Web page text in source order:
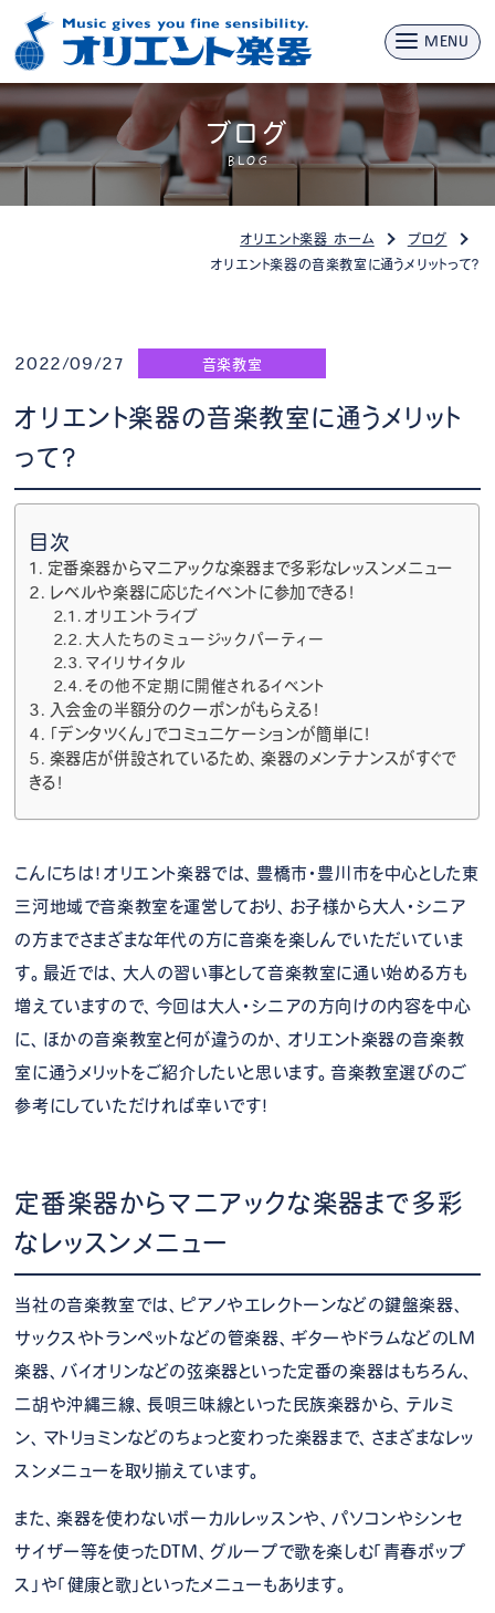
MENU
ブログ
BLOG
オリエント楽器 ホーム
ブログ
オリエント楽器の音楽教室に通うメリットって？
2022/09/27 音楽教室
オリエント楽器の音楽教室に通うメリット
って？
目次
定番楽器からマニアックな楽器まで多彩なレッスンメニュー
レベルや楽器に応じたイベントに参加できる！
オリエントライブ
大人たちのミュージックパーティー
マイリサイタル
その他不定期に開催されるイベント
入会金の半額分のクーポンがもらえる！
「デンタツくん」でコミュニケーションが簡単に！
楽器店が併設されているため、楽器のメンテナンスがすぐで
きる！
こんにちは！オリエント楽器では、豊橋市・豊川市を中心とした東
三河地域で音楽教室を運営しており、お子様から大人・シニア
の方までさまざまな年代の方に音楽を楽しんでいただいていま
す。最近では、大人の習い事として音楽教室に通い始める方も
増えていますので、今回は大人・シニアの方向けの内容を中心
に、ほかの音楽教室と何が違うのか、オリエント楽器の音楽教
室に通うメリットをご紹介したいと思います。音楽教室選びのご
参考にしていただければ幸いです！
定番楽器からマニアックな楽器まで多彩
なレッスンメニュー
当社の音楽教室では、ピアノやエレクトーンなどの鍵盤楽器、
サックスやトランペットなどの管楽器、ギターやドラムなどのLM
楽器、バイオリンなどの弦楽器といった定番の楽器はもちろん、
二胡や沖縄三線、長唄三味線といった民族楽器から、テルミ
ン、マトリョミンなどのちょっと変わった楽器まで、さまざまなレッ
スンメニューを取り揃えています。
また、楽器を使わないボーカルレッスンや、パソコンやシンセ
サイザー等を使ったDTM、グループで歌を楽しむ「青春ポップ
ス」や「健康と歌」といったメニューもあります。